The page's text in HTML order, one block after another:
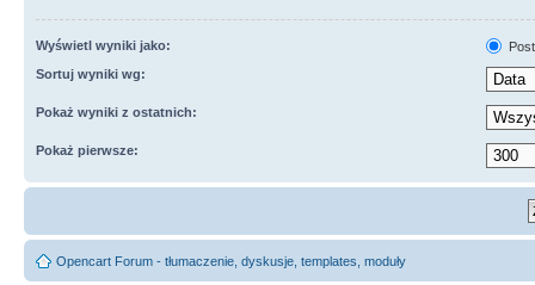
Wyświetl wyniki jako:
Sortuj wyniki wg:
Pokaż wyniki z ostatnich:
Pokaż pierwsze:
Opencart Forum - tłumaczenie, dyskusje, templates, moduły